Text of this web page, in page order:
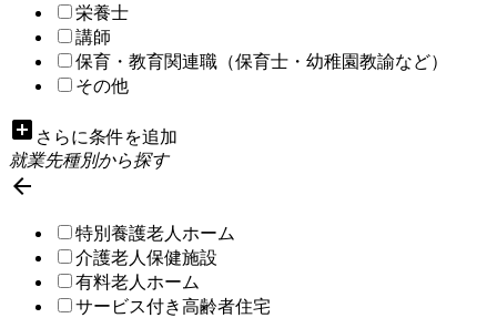
栄養士
講師
保育・教育関連職（保育士・幼稚園教諭など）
その他
add_box さらに条件を追加
就業先種別から探す

特別養護老人ホーム
介護老人保健施設
有料老人ホーム
サービス付き高齢者住宅